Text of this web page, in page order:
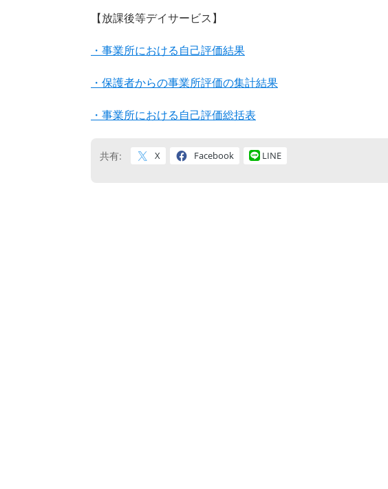
【放課後等デイサービス】
・事業所における自己評価結果
・保護者からの事業所評価の集計結果
・事業所における自己評価総括表
共有: X Facebook LINE